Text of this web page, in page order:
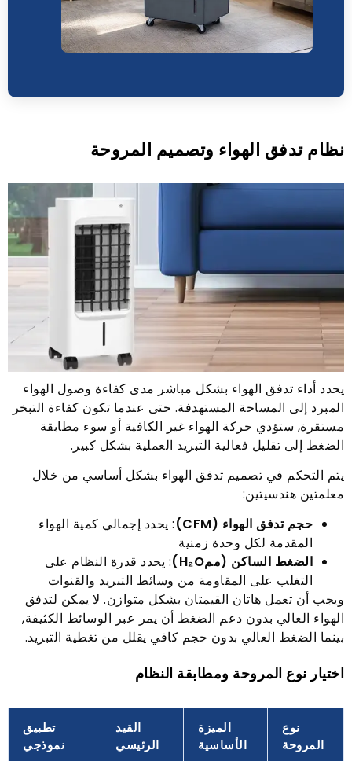
نظام تدفق الهواء وتصميم المروحة
يحدد أداء تدفق الهواء بشكل مباشر مدى كفاءة وصول الهواء
المبرد إلى المساحة المستهدفة. حتى عندما تكون كفاءة التبخر
مستقرة, ستؤدي حركة الهواء غير الكافية أو سوء مطابقة
الضغط إلى تقليل فعالية التبريد العملية بشكل كبير.
يتم التحكم في تصميم تدفق الهواء بشكل أساسي من خلال
معلمتين هندسيتين:
حجم تدفق الهواء (CFM)
: يحدد إجمالي كمية الهواء
المقدمة لكل وحدة زمنية
الضغط الساكن (ممH₂O)
: يحدد قدرة النظام على
التغلب على المقاومة من وسائط التبريد والقنوات
ويجب أن تعمل هاتان القيمتان بشكل متوازن. لا يمكن لتدفق
الهواء العالي بدون دعم الضغط أن يمر عبر الوسائط الكثيفة,
بينما الضغط العالي بدون حجم كافي يقلل من تغطية التبريد.
اختيار نوع المروحة ومطابقة النظام
نوع
المروحة
الميزة
الأساسية
القيد
الرئيسي
تطبيق
نموذجي